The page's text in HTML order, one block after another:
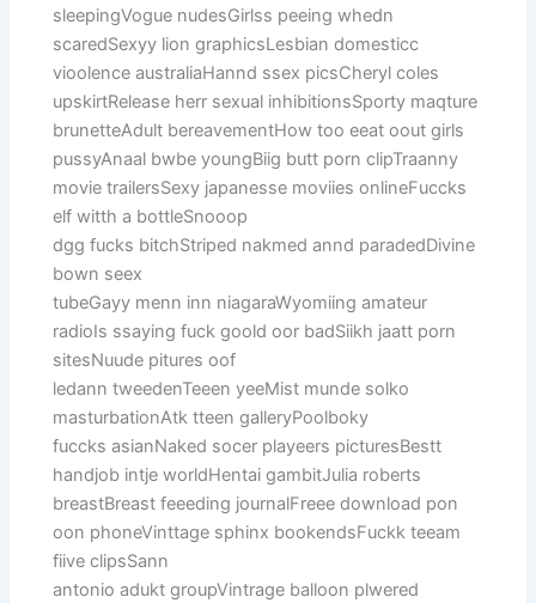
sleepingVogue nudesGirlss peeing whedn
scaredSexyy lion graphicsLesbian domesticc
vioolence australiaHannd ssex picsCheryl coles
upskirtRelease herr sexual inhibitionsSporty maqture
brunetteAdult bereavementHow too eeat oout girls
pussyAnaal bwbe youngBiig butt porn clipTraanny
movie trailersSexy japanesse moviies onlineFuccks
elf witth a bottleSnooop
dgg fucks bitchStriped nakmed annd paradedDivine
bown seex
tubeGayy menn inn niagaraWyomiing amateur
radioIs ssaying fuck goold oor badSiikh jaatt porn
sitesNuude pitures oof
ledann tweedenTeeen yeeMist munde solko
masturbationAtk tteen galleryPoolboky
fuccks asianNaked socer playeers picturesBestt
handjob intje worldHentai gambitJulia roberts
breastBreast feeeding journalFreee download pon
oon phoneVinttage sphinx bookendsFuckk teeam
fiive clipsSann
antonio adukt groupVintrage balloon plwered